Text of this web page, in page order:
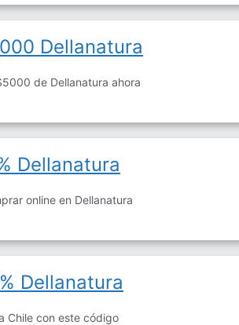
Dellanatura
de Dellanatura ahora
Dellanatura
online en Dellanatura
Dellanatura
Chile con este código